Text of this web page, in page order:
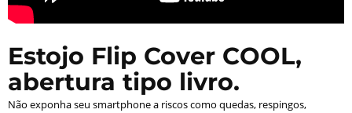
Estojo Flip Cover COOL,
abertura tipo livro.
Não exponha seu smartphone a riscos como quedas, respingos,